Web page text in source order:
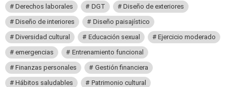
Derechos laborales
DGT
Diseño de exteriores
Diseño de interiores
Diseño paisajístico
Diversidad cultural
Educación sexual
Ejercicio moderado
emergencias
Entrenamiento funcional
Finanzas personales
Gestión financiera
Hábitos saludables
Patrimonio cultural